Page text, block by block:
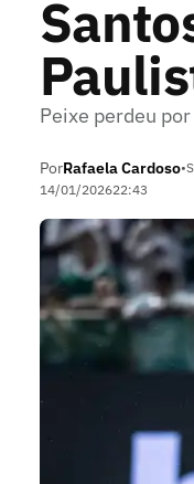
Peixe perdeu
PorRafaela Cardoso•
14/01/202622:43